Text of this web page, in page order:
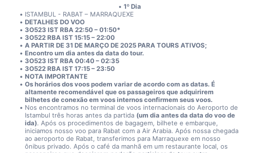
1º Dia
ISTAMBUL - RABAT – MARRAQUEXE
DETALHES DO VOO
3O523 IST RBA 22:50 – 01:50*
3O522 RBA IST 15:15 – 22:00
A PARTIR DE 31 DE MARÇO DE 2025 PARA TOURS ATIVOS;
Encontro um dia antes da data do tour.
3O523 IST RBA 00:40 – 02:35
3O522 RBA IST 17:15 – 23:50
NOTA IMPORTANTE
Os horários dos voos podem variar de acordo com as datas. É
altamente recomendável que os passageiros que adquirirem
bilhetes de conexão em voos internos confirmem seus voos.
Nos encontramos no terminal de voos internacionais do Aeroporto de
Istambul três horas antes da partida (um dia antes da data do voo de
ida). Após os procedimentos de bagagem, bilhete e embarque,
iniciamos nosso voo para Rabat com a Air Arabia. Após nossa chegada
ao aeroporto de Rabat, transferimos para Marraquexe em nosso
ônibus privado. Após o café da manhã em um restaurante local, os